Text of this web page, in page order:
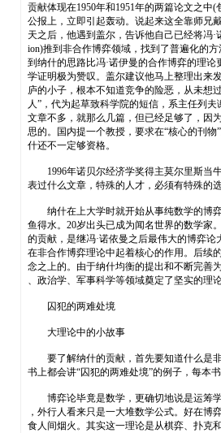
贡献体现在1950年和1951年的两篇论文之中
公报上，立即引起轰动。说起来这全靠师兄
天之后，他遇到盖尔，告诉他自己已经将冯·
ion)推到非合作博弈领域，找到了普遍化的
到纳什的思路比冯·诺伊曼的合作博弈的理
学证明极为赞叹。盖尔建议他马上整理出来
庐的小子，根本不知道竞争的险恶，从未想
人”，代为起草致科学院的短信，系主任列
文章不多，就那么几篇，但已经足够了，因
思的。国内提一个教授，要求在“核心的刊
什还不一定够资格。
1996年诺贝尔经济学奖得主莫尔里斯当
表过什么文章，特殊的人才，必须有特殊的选
纳什在上大学时就开始从事纯数学的博弈
鱼得水。20岁出头已成为闻名世界的数学家
的贡献，是继冯·诺依曼之后最伟大的博弈
在非合作博弈理论中起着核心的作用。后续
念之上的。由于纳什均衡的提出和不断完善
、政治学、军事科学等领域奠定了坚实的理论
囚犯的两难处境
大理论中的小故事
要了解纳什的贡献，首先要知道什么是
书上都会讲“囚犯的两难处境”的例子，每本
博弈论毕竟是数学，更确切地说是运筹
，外行人看来只是一大堆数学公式。好在博
食人间烟火。其实这一理论是从棋弈、扑克